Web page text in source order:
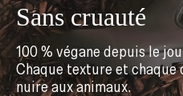
Sans cruauté
100 % végane depuis le
Chaque texture et
nuire aux animaux.